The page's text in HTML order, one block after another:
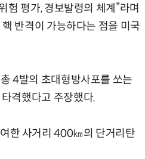
험 평가, 경보발령의 체계”라며
반격이 가능하다는 점을 미국
4발의 초대형방사포를 쏘는
격했다고 주장했다.
한 사거리 400㎞의 단거리탄